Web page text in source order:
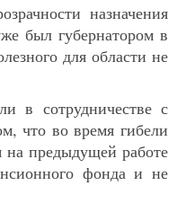
назначения
был губернатором в
для области не
в сотрудничестве с
что во время гибели
на предыдущей работе
фонда и не